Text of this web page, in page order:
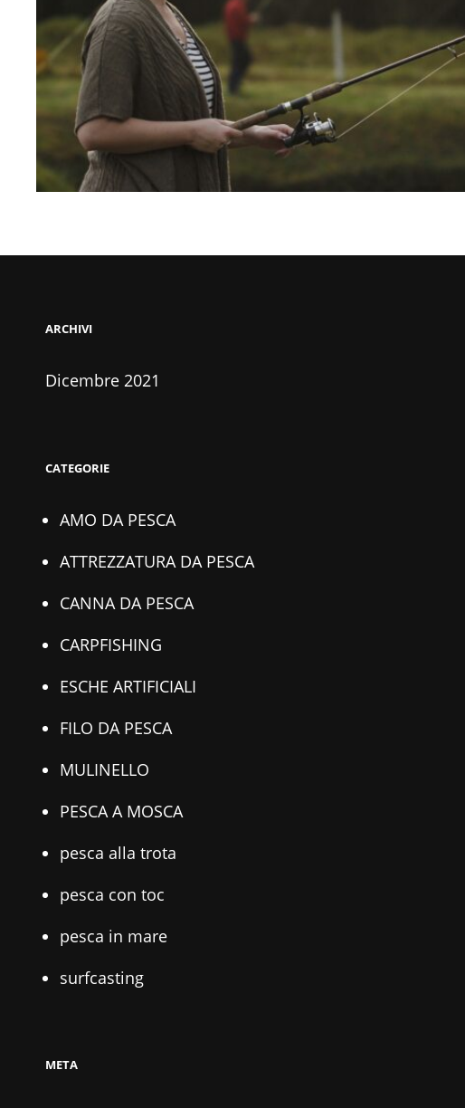
ARCHIVI
Dicembre 2021
CATEGORIE
AMO DA PESCA
ATTREZZATURA DA PESCA
CANNA DA PESCA
CARPFISHING
ESCHE ARTIFICIALI
FILO DA PESCA
MULINELLO
PESCA A MOSCA
pesca alla trota
pesca con toc
pesca in mare
surfcasting
META